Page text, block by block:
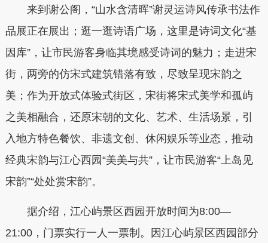
来到谢公阁，“山水含清晖”谢灵运诗风传承书法作
品展正在展出；逛一逛诗语广场，这里是诗词文化“基
因库”，让市民游客身临其境感受诗词的魅力；走进宋
街，两旁的仿宋式建筑错落有致，尽致呈现宋韵之
美；作为开放式体验式街区，宋街将宋式美学和孤屿
之美相融合，还原宋朝的文化、艺术、生活场景，引
入地方特色餐饮、非遗文创、休闲娱乐等业态，推动
经典宋韵与江心西园“美美与共”，让市民游客“上岛见
宋韵”“处处赏宋韵”。
据介绍，江心屿景区西园开放时间为8:00—
21:00，门票实行一人一票制。因江心屿景区西园部分